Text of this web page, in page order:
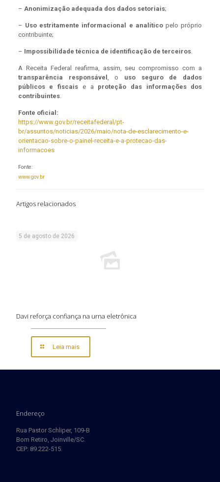
– Anonimização adequada dos dados setoriais;
– Uso estritamente informacional e analíticopelo próprio
contribuinte;
– Impossibilidade técnica de identificação de terceiros.
A Receita Federal reafirma, assim, seu compromisso com a
transparência responsável , o uso seguro de dados
públicos e fiscais e a proteção das informações dos
contribuintes.
Fonte oficial:
https://www.gov.br/receitafederal/pt-
br/assuntos/noticias/2026/maio/nota-de-esclarecimento-e-
orientacao-sobre-o-painel-receita-e-a-protecao-das-
informacoes
Fonte:
www.gov.br
Artigos relacionados
5 de agosto de 2026
Davi reforça confiança na urna eletrônica
Leia mais
Endereço
Rua Pastor Schliper, 109-B
Bom Retiro, Joinville/SC.
CEP: 89.222-515.